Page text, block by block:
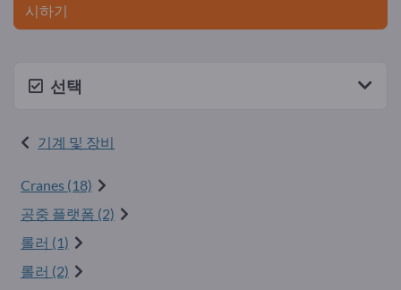
시하기
선택
기계 및 장비
Cranes (18)
공중 플랫폼 (2)
롤러 (1)
롤러 (2)